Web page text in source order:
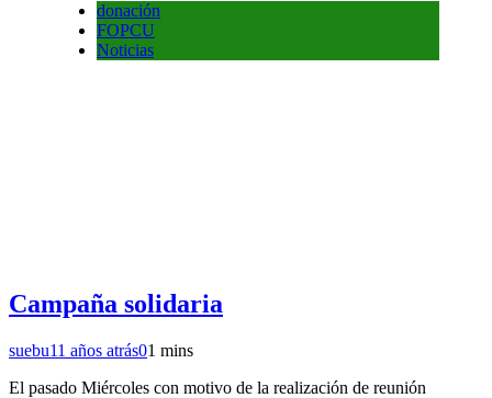
donación
FOPCU
Noticias
Campaña solidaria
suebu11 años atrás01 mins
El pasado Miércoles con motivo de la realización de reunión